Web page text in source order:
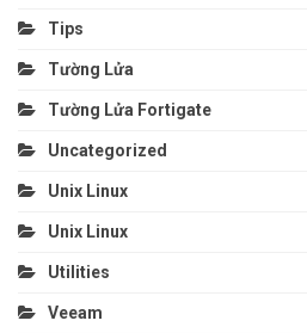
Tips
Tường Lửa
Tường Lửa Fortigate
Uncategorized
Unix Linux
Unix Linux
Utilities
Veeam